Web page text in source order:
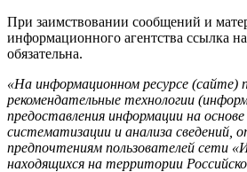
При заимствовании сообщений и
информационного агентства ссылка
обязательна.
«На информационном ресурсе (сайте)
рекомендательные технологии
предоставления информации на основе
систематизации и анализа сведений,
предпочтениям пользователей сети
находящихся на территории